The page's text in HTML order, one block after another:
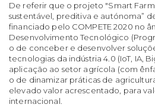
De referir que o projeto "Smart
sustentável, preditiva e autónoma”
financiado pelo COMPETE 2020 no
Desenvolvimento Tecnológico
o de conceber e desenvolver
tecnologias da indústria 4.0 (IoT, IA,
aplicação ao setor agrícola (com
o de dinamizar práticas de
elevado valor acrescentado, para
internacional.